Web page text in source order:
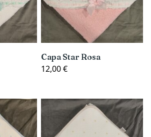
Capa Star Rosa
12,00 €